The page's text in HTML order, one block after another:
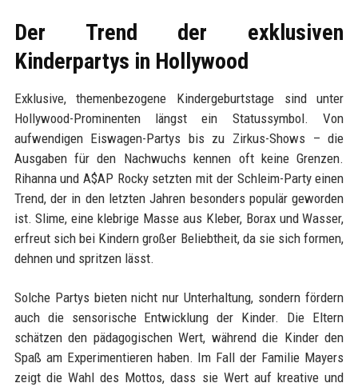
Der Trend der exklusiven
Kinderpartys in Hollywood
Exklusive, themenbezogene Kindergeburtstage sind unter
Hollywood-Prominenten längst ein Statussymbol. Von
aufwendigen Eiswagen-Partys bis zu Zirkus-Shows – die
Ausgaben für den Nachwuchs kennen oft keine Grenzen.
Rihanna und A$AP Rocky setzten mit der Schleim-Party einen
Trend, der in den letzten Jahren besonders populär geworden
ist. Slime, eine klebrige Masse aus Kleber, Borax und Wasser,
erfreut sich bei Kindern großer Beliebtheit, da sie sich formen,
dehnen und spritzen lässt.
Solche Partys bieten nicht nur Unterhaltung, sondern fördern
auch die sensorische Entwicklung der Kinder. Die Eltern
schätzen den pädagogischen Wert, während die Kinder den
Spaß am Experimentieren haben. Im Fall der Familie Mayers
zeigt die Wahl des Mottos, dass sie Wert auf kreative und